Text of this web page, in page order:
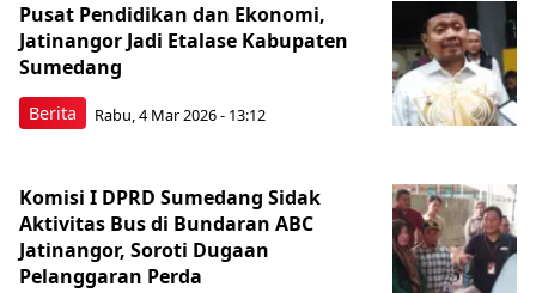
Berita
Pusat Pendidikan dan Ekonomi,
Jatinangor Jadi Etalase Kabupaten
Sumedang
Rabu, 4 Mar 2026 - 13:12
Komisi I DPRD Sumedang Sidak
Aktivitas Bus di Bundaran ABC
Jatinangor, Soroti Dugaan
Pelanggaran Perda